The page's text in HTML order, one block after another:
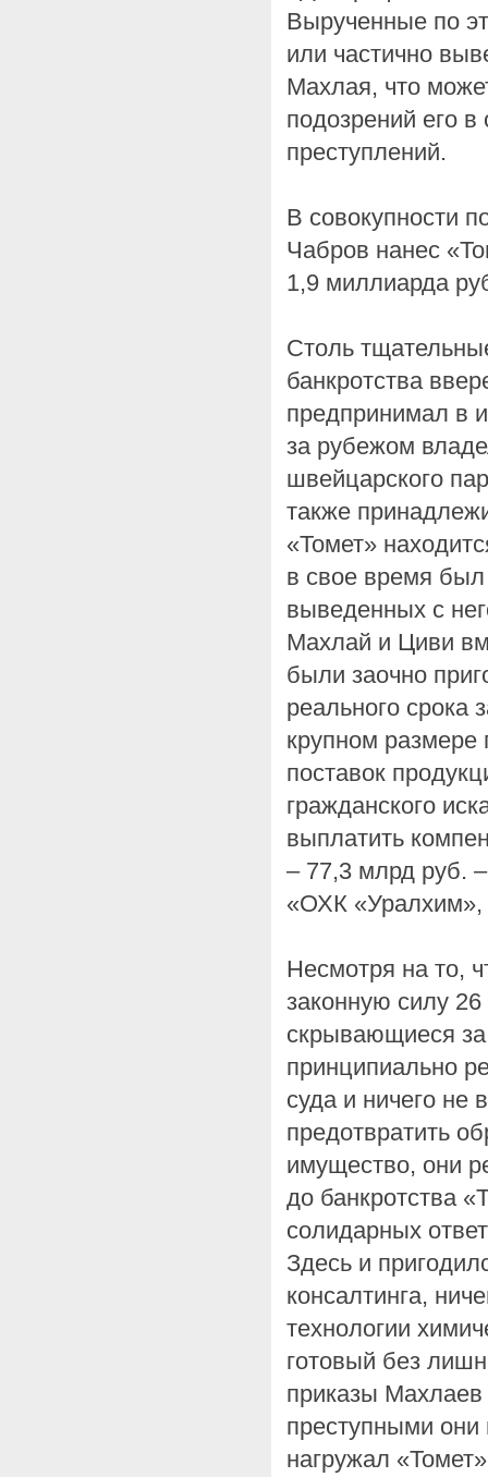
Вырученные по
или частично
Махлая, что
подозрений его в
преступлений.
В совокупности
Чабров нанес
1,9 миллиарда
Столь
банкротства
предпринимал в
за рубежом
швейцарского
также
«Томет»
в свое время был
выведенных с
Махлай и Циви
были заочно
реального срока
крупном размере
поставок
гражданского
выплатить
– 77,3 млрд руб.
«ОХК «Уралхим»,
Несмотря на то,
законную силу
скрывающиеся
принципиально
суда и ничего не
предотвратить
имущество, они
до банкротства
солидарных
Здесь и
консалтинга,
технологии
готовый без
приказы
преступными
нагружал